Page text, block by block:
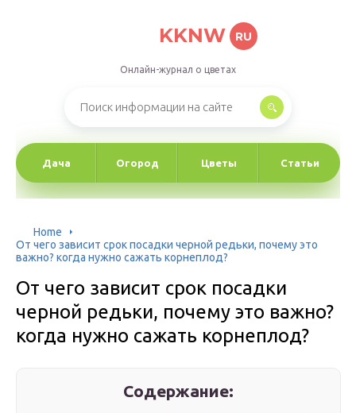
KKNW RU
Онлайн-журнал о цветах
Дача Огород Цветы Статьи
Home
От чего зависит срок посадки черной редьки, почему это
важно? когда нужно сажать корнеплод?
От чего зависит срок посадки
черной редьки, почему это важно?
когда нужно сажать корнеплод?
Содержание: